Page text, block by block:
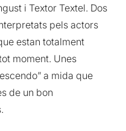
i Textor Textel. Dos
pels actors
estan totalment
moment. Unes
a mida que
de un bon